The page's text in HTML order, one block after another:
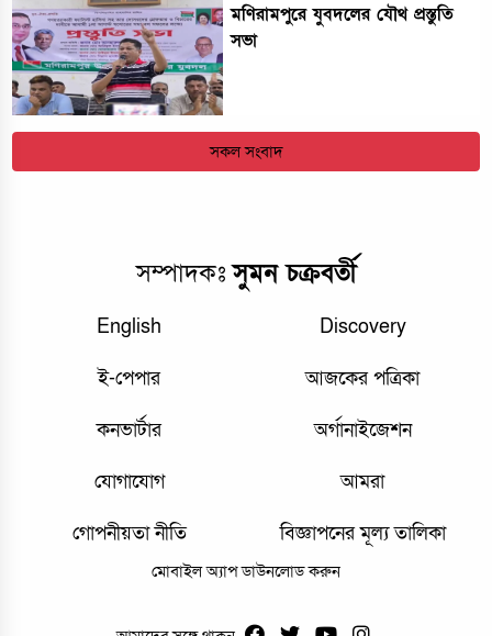
মণিরামপুরে যুবদলের যৌথ প্রস্তুতি
সভা
সকল সংবাদ
সম্পাদকঃসুমন চক্রবর্তী
English Discovery
ই-পেপার আজকের পত্রিকা
কনভার্টার অর্গানাইজেশন
যোগাযোগ আমরা
গোপনীয়তা নীতি বিজ্ঞাপনের মূল্য তালিকা
মোবাইল অ্যাপ ডাউনলোড করুন